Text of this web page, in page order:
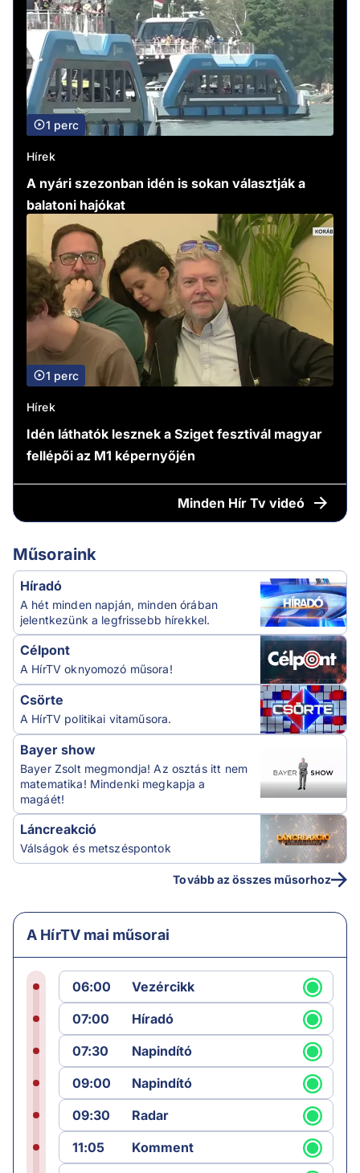
1 perc
Hírek
A nyári szezonban idén is sokan választják a
balatoni hajókat
1 perc
Hírek
Idén láthatók lesznek a Sziget fesztivál magyar
fellépői az M1 képernyőjén
Minden Hír Tv videó
Műsoraink
Híradó
A hét minden napján, minden órában
jelentkezünk a legfrissebb hírekkel.
Célpont
A HírTV oknyomozó műsora!
Csörte
A HírTV politikai vitaműsora.
Bayer show
Bayer Zsolt megmondja! Az osztás itt nem
matematika! Mindenki megkapja a
magáét!
Láncreakció
Válságok és metszéspontok
Tovább az összes műsorhoz
A HírTV mai műsorai
06:00
Vezércikk
07:00
Híradó
07:30
Napindító
09:00
Napindító
09:30
Radar
11:05
Komment